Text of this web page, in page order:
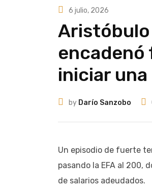
6 julio, 2026
Aristóbulo
encadenó
iniciar
by Darío Sanzobo
Un episodio de fuerte
pasando la EFA al 200,
de salarios adeudados.